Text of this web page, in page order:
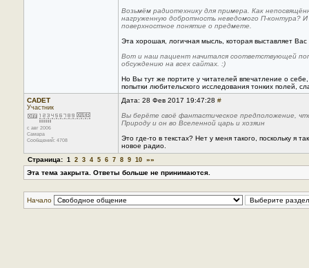
Возьмём радиотехнику для примера. Как
нагруженную добротность неведомого П-контура?
поверхностное понятие о предмете.
Эта хорошая, логичная мысль, которая выставляет
Вот и наш пациент начитался соответствующей
обсуждению на всех сайтах. :)
Но Вы тут же портите у читателей впечатление о себе,
попытки любительского исследования тонких полей,
CADET
Участник
с авг 2006
Самара
Сообщений: 4708
Дата: 28 Фев 2017 19:47:28 #
Вы берёте своё фантастическое предположение,
Природу и он во Вселенной царь и хозяин
Это где-то в текстах? Нет у меня такого, поскольку я
новое радио.
Страница: 1 2 3 4 5 6 7 8 9 10 »»
Эта тема закрыта. Ответы больше не принимаются.
Начало